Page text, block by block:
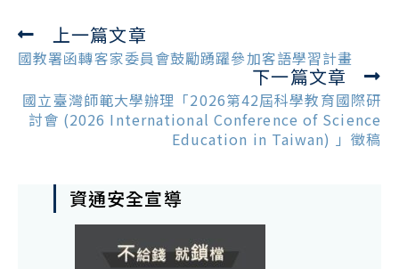
Read
more
上一篇文章
國教署函轉客家委員會鼓勵踴躍參加客語學習計畫
下一篇文章
國立臺灣師範大學辦理「2026第42屆科學教育國際研
討會 (2026 International Conference of Science
Education in Taiwan) 」徵稿
資通安全宣導